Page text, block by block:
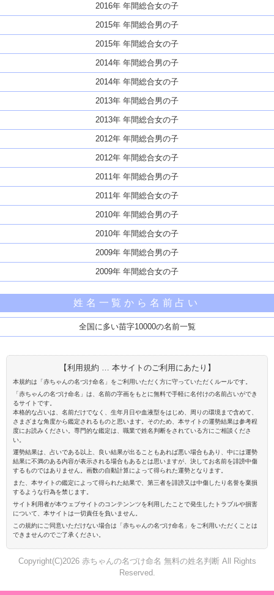
2016年 年間総合女の子
2015年 年間総合男の子
2015年 年間総合女の子
2014年 年間総合男の子
2014年 年間総合女の子
2013年 年間総合男の子
2013年 年間総合女の子
2012年 年間総合男の子
2012年 年間総合女の子
2011年 年間総合男の子
2011年 年間総合女の子
2010年 年間総合男の子
2010年 年間総合女の子
2009年 年間総合男の子
2009年 年間総合女の子
姓名一覧から名前占い
全国に多い苗字10000の名前一覧
【利用規約 … 本サイトのご利用にあたり】
本規約は「赤ちゃんの名づけ命名」をご利用いただく方に守っていただくルールです。
「赤ちゃんの名づけ命名」は、名前の字画をもとに無料で手軽に名付けの名前占いができ
るサイトです。
本格的な占いは、名前だけでなく、生年月日や血液型をはじめ、周りの環境まで含めて、
さまざまな角度から鑑定されるものと思います。そのため、本サイトの運勢結果は参考程
度にお読みください。専門的な鑑定は、職業で姓名判断をされている方にご相談くださ
い。
運勢結果は、占いである以上、良い結果が出ることもあれば悪い場合もあり、中には運勢
結果に不満のある内容が表示される場合もあるとは思いますが、決してお名前を誹謗中傷
するものではありません。画数の自動計算によって得られた運勢となります。
また、本サイトの鑑定によって得られた結果で、第三者を誹謗又は中傷したり名誉を棄損
するような行為を禁じます。
サイト利用者が本ウェブサイトのコンテンンツを利用したことで発生したトラブルや損害
について、本サイトは一切責任を負いません。
この規約にご同意いただけない場合は「赤ちゃんの名づけ命名」をご利用いただくことは
できませんのでご了承ください。
Copyright(C)2026 赤ちゃんの名づけ命名 無料の姓名判断 All Rights
Reserved.